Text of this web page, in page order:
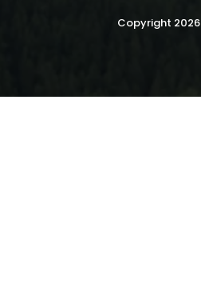
Copyright 2026